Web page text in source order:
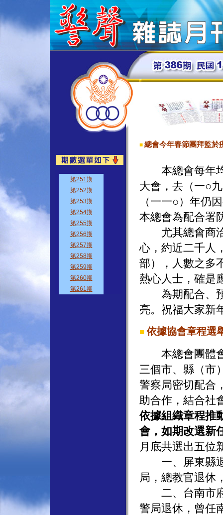
■ 總會今年春節團拜監於
本總會每年
大會，去（一○
（一一○）年仍
本總會為配合署
尤其總會商洽
心，約近二千人
部），人數之多
熱心人士，確是
為期配合、預
亮。祝福大家新
■ 依據協會章程選
本總會團體會
三個市、縣（市
警察局密切配合
助合作，結合社
依據組織章程推
會，如期改選新
月底共選出五位
一、屏東縣退
局，總教官退休
二、台南市府
警局退休，曾任